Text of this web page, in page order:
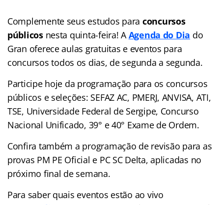
Complemente seus estudos para concursos
públicosnesta quinta-feira! AAgenda do Dia do
Gran oferece aulas gratuitas e eventos para
concursos todos os dias, de segunda a segunda.
Participe hoje da programação para os concursos
públicos e seleções: SEFAZ AC, PMERJ, ANVISA, ATI,
TSE, Universidade Federal de Sergipe, Concurso
Nacional Unificado, 39° e 40° Exame de Ordem.
Confira também a programação de revisão para as
provas PM PE Oficial e PC SC Delta, aplicadas no
próximo final de semana.
Para saber quais eventos estão ao vivo